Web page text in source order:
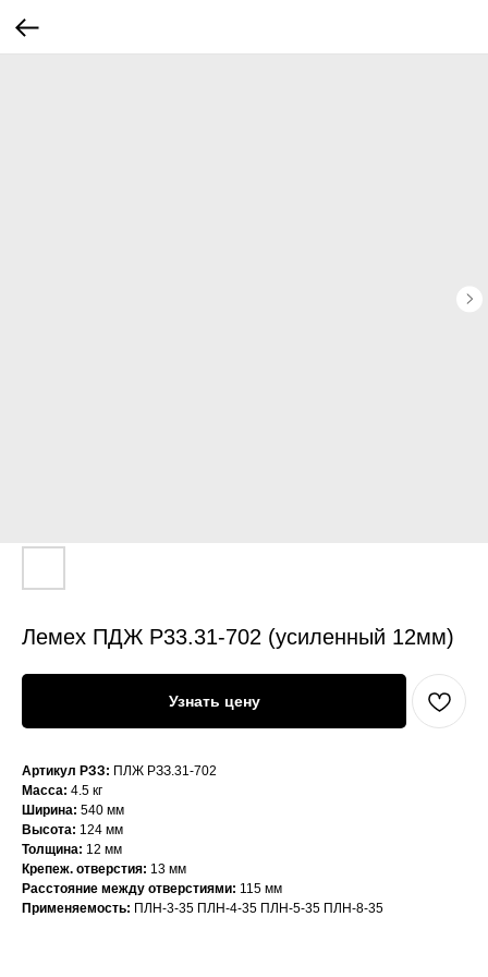
Лемех ПДЖ Р33.31-702 (усиленный 12мм)
Узнать цену
Артикул РЗЗ: ПЛЖ РЗЗ.31-702
Масса: 4.5 кг
Ширина: 540 мм
Высота: 124 мм
Толщина: 12 мм
Крепеж. отверстия: 13 мм
Расстояние между отверстиями: 115 мм
Применяемость: ПЛН-3-35 ПЛН-4-35 ПЛН-5-35 ПЛН-8-35